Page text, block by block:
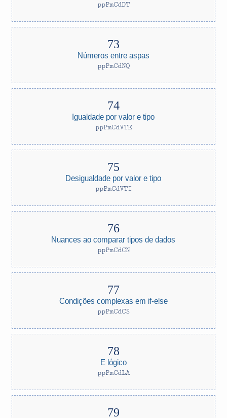
ppPmCdDT
Números entre aspas
ppPmCdNQ
Igualdade por valor e tipo
ppPmCdVTE
Desigualdade por valor e tipo
ppPmCdVTI
Nuances ao comparar tipos de dados
ppPmCdCN
Condições complexas em if-else
ppPmCdCS
E lógico
ppPmCdLA